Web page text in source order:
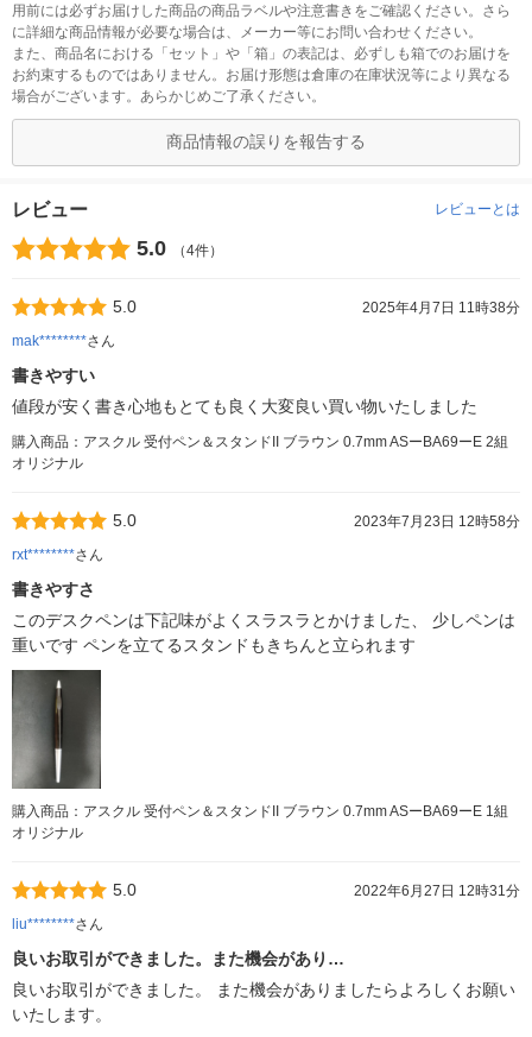
用前には必ずお届けした商品の商品ラベルや注意書きをご確認ください。さら
に詳細な商品情報が必要な場合は、メーカー等にお問い合わせください。
また、商品名における「セット」や「箱」の表記は、必ずしも箱でのお届けを
お約束するものではありません。お届け形態は倉庫の在庫状況等により異なる
場合がございます。あらかじめご了承ください。
商品情報の誤りを報告する
レビュー レビューとは
5.0 （4件）
5.0
2025年4月7日 11時38分
mak********さん
書きやすい
値段が安く書き心地もとても良く大変良い買い物いたしました
購入商品：アスクル 受付ペン＆スタンドII ブラウン 0.7mm ASーBA69ーE 2組
オリジナル
5.0
2023年7月23日 12時58分
rxt********さん
書きやすさ
このデスクペンは下記味がよくスラスラとかけました、 少しペンは
重いです ペンを立てるスタンドもきちんと立られます
購入商品：アスクル 受付ペン＆スタンドII ブラウン 0.7mm ASーBA69ーE 1組
オリジナル
5.0
2022年6月27日 12時31分
liu********さん
良いお取引ができました。また機会があり…
良いお取引ができました。 また機会がありましたらよろしくお願い
いたします。